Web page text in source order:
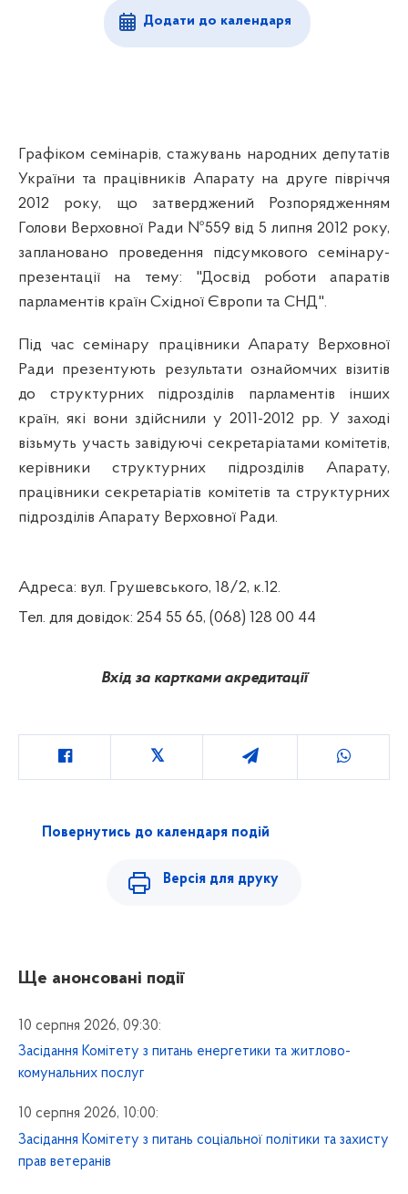
Додати до календаря
Графіком семінарів, стажувань народних депутатів
України та працівників Апарату на друге півріччя
2012 року, що затверджений Розпорядженням
Голови Верховної Ради №559 від 5 липня 2012 року,
заплановано проведення підсумкового семінару-
презентації на тему: "Досвід роботи апаратів
парламентів країн Східної Європи та СНД".
Під час семінару працівники Апарату Верховної
Ради презентують результати ознайомчих візитів
до структурних підрозділів парламентів інших
країн, які вони здійснили у 2011-2012 рр. У заході
візьмуть участь завідуючі секретаріатами комітетів,
керівники структурних підрозділів Апарату,
працівники секретаріатів комітетів та структурних
підрозділів Апарату Верховної Ради.
Адреса: вул. Грушевського, 18/2, к.12.
Тел. для довідок: 254 55 65, (068) 128 00 44
Вхід за картками акредитації
Повернутись до календаря подій
Версія для друку
Ще анонсовані події
10 серпня 2026, 09:30:
Засідання Комітету з питань енергетики та житлово-
комунальних послуг
10 серпня 2026, 10:00:
Засідання Комітету з питань соціальної політики та захисту
прав ветеранів